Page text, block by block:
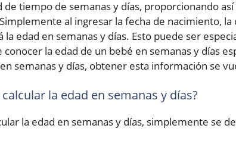
de tiempo de semanas y días, proporcionando
al ingresar la fecha de nacimiento,
la edad en semanas y días. Esto puede ser
conocer la edad de un bebé en semanas y días
semanas y días, obtener esta información se
la edad en semanas y días?
la edad en semanas y días, simplemente se